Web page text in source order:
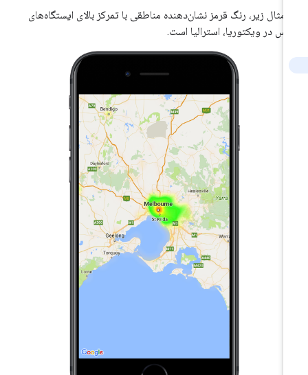
مثال زیر، رنگ قرمز نشان‌دهنده مناطقی با تمرکز بالای ایستگاه‌های
در ویکتوریا، استرالیا است.